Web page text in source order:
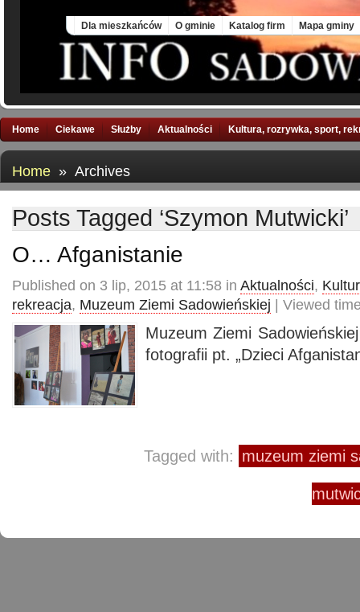
Dla mieszkańców O gminie Katalog firm Mapa gminy
Home Ciekawe Służby Aktualności Kultura, rozrywka, sport,
Home » Archives
Posts Tagged ‘Szymon Mutwicki’
O… Afganistanie
Published on 3 lip, 2015 at 11:58 in Aktualności,
rekreacja, Muzeum Ziemi Sadowieńskiej | Viewed
Muzeum Ziemi
fotografii pt. „Dzieci
Tagged with: muzeum ziemi